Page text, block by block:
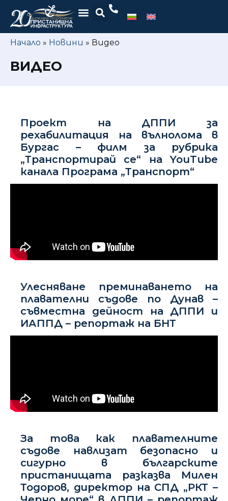
Начало » Новини » Видео
ВИДЕО
Проект на ДППИ за
рехабилитация на вълнолома в
Бургас – филм за рубрика
„Транспортирай се“ на YouTube
канала Програма „Транспорт“
Улесняване преминаването на
плавателни съдове по Дунав –
съвместна дейност на ДППИ и
ИАППД – репортаж на БНТ
За това как плавателните
съдове навлизат безопасно и
сигурно в българските
пристанищата разказва Милен
Тодоров, директор на СПД „РКТ –